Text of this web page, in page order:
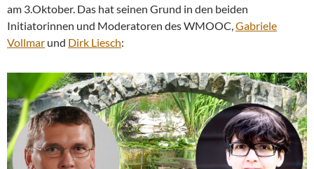
am 3.Oktober. Das hat seinen Grund in den beiden
Initiatorinnen und Moderatoren des WMOOC,Gabriele
Vollmar und Dirk Liesch: